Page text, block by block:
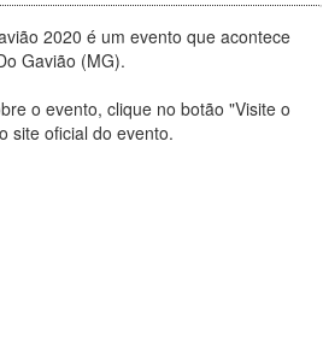
2020 é um evento que acontece
Gavião (MG).
o evento, clique no botão "Visite o
site oficial do evento.